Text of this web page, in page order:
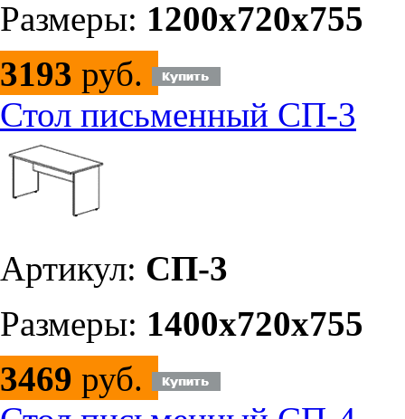
Размеры: 1200х720х755
3193 руб.
Стол письменный СП-3
Артикул: СП-3
Размеры: 1400х720х755
3469 руб.